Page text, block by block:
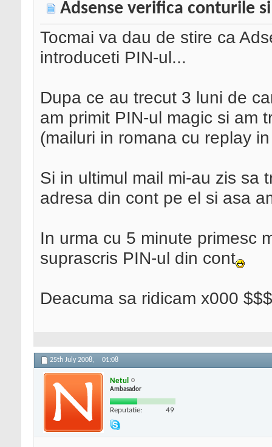
Adsense verifica conturile
Tocmai va dau de stire ca
introduceti PIN-ul...
Dupa ce au trecut 3 luni de
am primit PIN-ul magic si am
(mailuri in romana cu replay
Si in ultimul mail mi-au zis sa
adresa din cont pe el si asa
In urma cu 5 minute primesc
suprascris PIN-ul din cont
Deacuma sa ridicam x000
25th July 2008, 01:08
Netul
Ambasador
Reputatie: 49